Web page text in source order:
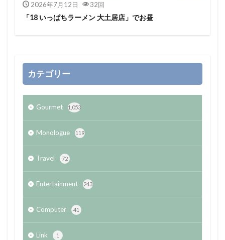
2026年7月12日 32回
「18 いっぱちラーメン 大土居店」でお昼
カテゴリー
Gourmet 1,053
Monologue 119
Travel 72
Entertainment 243
Computer 41
Link 1